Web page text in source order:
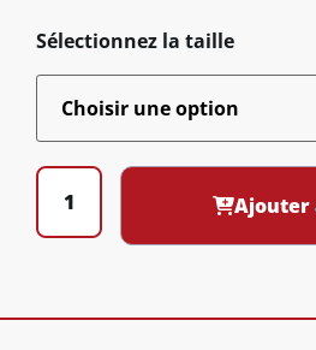
Sélectionnez la taille
Ajouter